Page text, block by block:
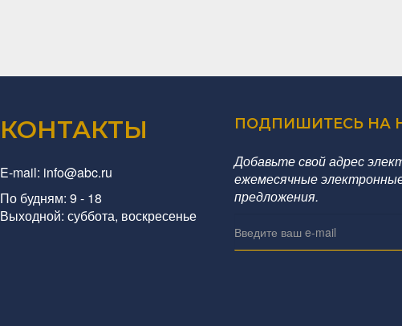
КОНТАКТЫ
E-mail: info@abc.ru
По будням: 9 - 18
Выходной: суббота, воскресенье
ПОДПИШИТЕСЬ НА
Добавьте свой адрес
ежемесячные
предложения.